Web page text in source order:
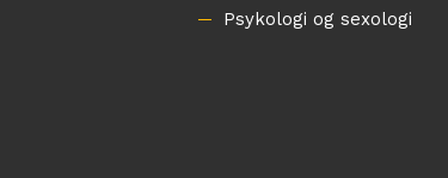
Psykologi og sexologi